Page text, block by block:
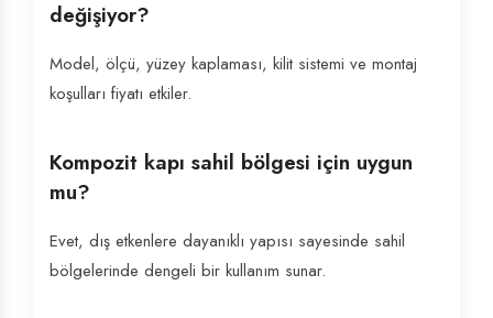
değişiyor?
Model, ölçü, yüzey kaplaması, kilit sistemi ve montaj
koşulları fiyatı etkiler.
Kompozit kapı sahil bölgesi için uygun
mu?
Evet, dış etkenlere dayanıklı yapısı sayesinde sahil
bölgelerinde dengeli bir kullanım sunar.